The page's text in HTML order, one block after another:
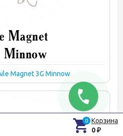
Magnet 3G Minnow
0 Корзина
0 ₽